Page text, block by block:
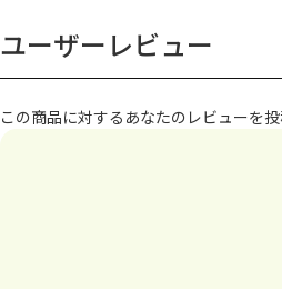
ユーザーレビュー
この商品に対するあなたのレビューを投